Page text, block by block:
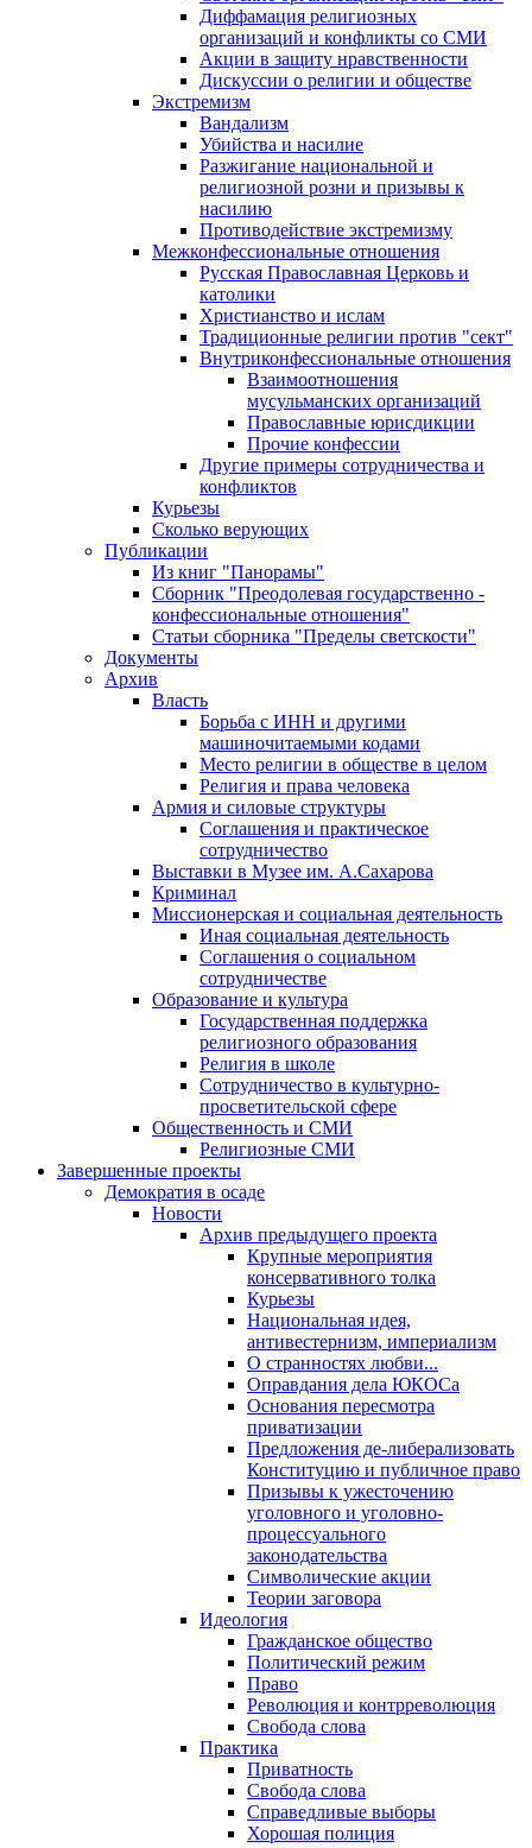
Диффамация религиозных
организаций и конфликты со СМИ
Акции в защиту нравственности
Дискуссии о религии и обществе
Экстремизм
Вандализм
Убийства и насилие
Разжигание национальной и
религиозной розни и призывы к
насилию
Противодействие экстремизму
Межконфессиональные отношения
Русская Православная Церковь и
католики
Христианство и ислам
Традиционные религии против "сект"
Внутриконфессиональные отношения
Взаимоотношения
мусульманских организаций
Православные юрисдикции
Прочие конфессии
Другие примеры сотрудничества и
конфликтов
Курьезы
Сколько верующих
Публикации
Из книг "Панорамы"
Сборник "Преодолевая государственно -
конфессиональные отношения"
Статьи сборника "Пределы светскости"
Документы
Архив
Власть
Борьба с ИНН и другими
машиночитаемыми кодами
Место религии в обществе в целом
Религия и права человека
Армия и силовые структуры
Соглашения и практическое
сотрудничество
Выставки в Музее им. А.Сахарова
Криминал
Миссионерская и социальная деятельность
Иная социальная деятельность
Соглашения о социальном
сотрудничестве
Образование и культура
Государственная поддержка
религиозного образования
Религия в школе
Сотрудничество в культурно-
просветительской сфере
Общественность и СМИ
Религиозные СМИ
Завершенные проекты
Демократия в осаде
Новости
Архив предыдущего проекта
Крупные мероприятия
консервативного толка
Курьезы
Национальная идея,
антивестернизм, империализм
О странностях любви...
Оправдания дела ЮКОСа
Основания пересмотра
приватизации
Предложения де-либерализовать
Конституцию и публичное право
Призывы к ужесточению
уголовного и уголовно-
процессуального
законодательства
Символические акции
Теории заговора
Идеология
Гражданское общество
Политический режим
Право
Революция и контрреволюция
Свобода слова
Практика
Приватность
Свобода слова
Справедливые выборы
Хорошая полиция